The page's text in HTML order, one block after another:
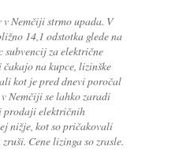
Nemčiji strmo upada. V
14,1 odstotka glede na
subvencij za električne
na kupce, lizinške
kot je pred dnevi poročal
Nemčiji se lahko zaradi
prodaji električnih
nižje, kot so pričakovali
Cene lizinga so zrasle.